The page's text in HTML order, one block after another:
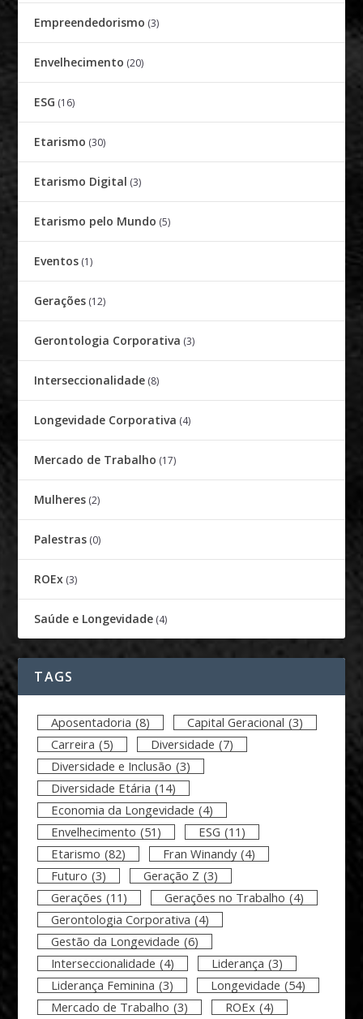
Empreendedorismo (3)
Envelhecimento (20)
ESG (16)
Etarismo (30)
Etarismo Digital (3)
Etarismo pelo Mundo (5)
Eventos (1)
Gerações (12)
Gerontologia Corporativa (3)
Interseccionalidade (8)
Longevidade Corporativa (4)
Mercado de Trabalho (17)
Mulheres (2)
Palestras (0)
ROEx (3)
Saúde e Longevidade (4)
TAGS
Aposentadoria (8) Capital Geracional (3)
Carreira (5) Diversidade (7)
Diversidade e Inclusão (3)
Diversidade Etária (14)
Economia da Longevidade (4)
Envelhecimento (51) ESG (11)
Etarismo (82) Fran Winandy (4)
Futuro (3) Geração Z (3)
Gerações (11) Gerações no Trabalho (4)
Gerontologia Corporativa (4)
Gestão da Longevidade (6)
Interseccionalidade (4) Liderança (3)
Liderança Feminina (3) Longevidade (54)
Mercado de Trabalho (3) ROEx (4)